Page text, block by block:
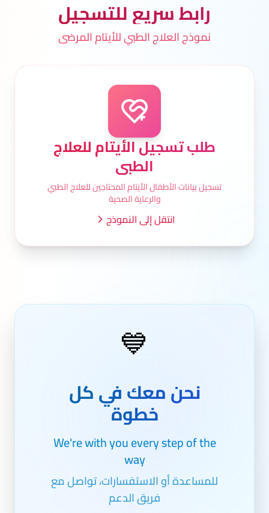
رابط سريع للتسجيل
نموذج العلاج الطبي للأيتام المرضى
طلب تسجيل الأيتام للعلاج
الطبي
تسجيل بيانات الأطفال الأيتام المحتاجين للعلاج الطبي
والرعاية الصحية
انتقل إلى النموذج
💙
نحن معك في كل
خطوة
We're with you every step of the
way
للمساعدة أو الاستفسارات، تواصل مع
فريق الدعم